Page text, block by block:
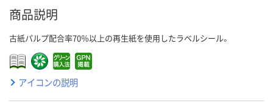
商品説明
古紙パルプ配合率70％以上の再生紙を使用したラベルシール。
アイコンの説明